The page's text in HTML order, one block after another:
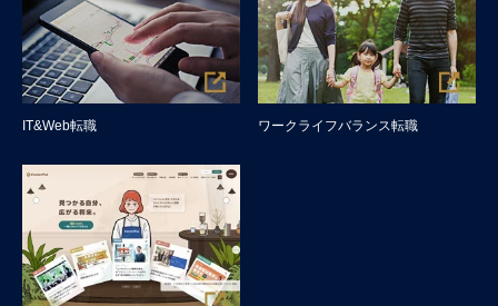
IT&Web転職 ワークライフバランス転職